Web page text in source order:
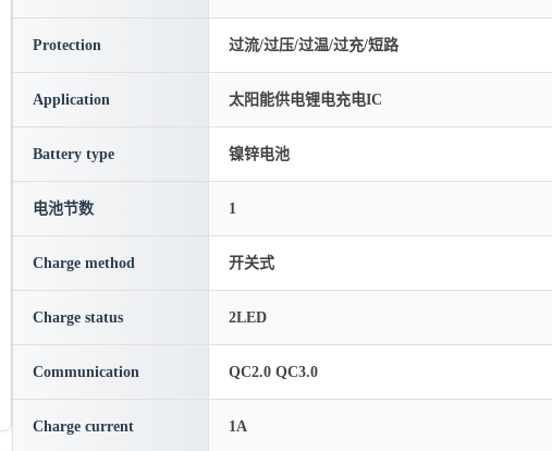
Protection 过流/过压/过温/过充/短路
Application 太阳能供电锂电充电IC
Battery type 镍锌电池
电池节数 1
Charge method 开关式
Charge status 2LED
Communication QC2.0 QC3.0
Charge current 1A